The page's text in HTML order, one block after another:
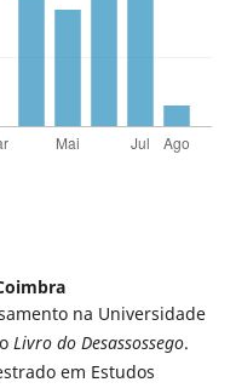
na Universidade
Livro do Desassossego.
em Estudos